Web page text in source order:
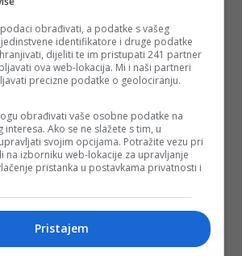
obrađivati, a podatke s vašeg
identifikatore i druge podatke
dijeliti te im pristupati 241 partner
ova web-lokacija. Mi i naši partneri
precizne podatke o geolociranju.
obrađivati vaše osobne podatke na
Ako se ne slažete s tim, u
svojim opcijama. Potražite vezu pri
na izborniku web-lokacije za upravljanje
pristanka u postavkama privatnosti i
Pristajem